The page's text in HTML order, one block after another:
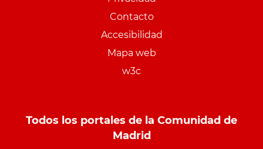
Contacto
Accesibilidad
Mapa web
w3c
Todos los portales de la Comunidad de
Madrid